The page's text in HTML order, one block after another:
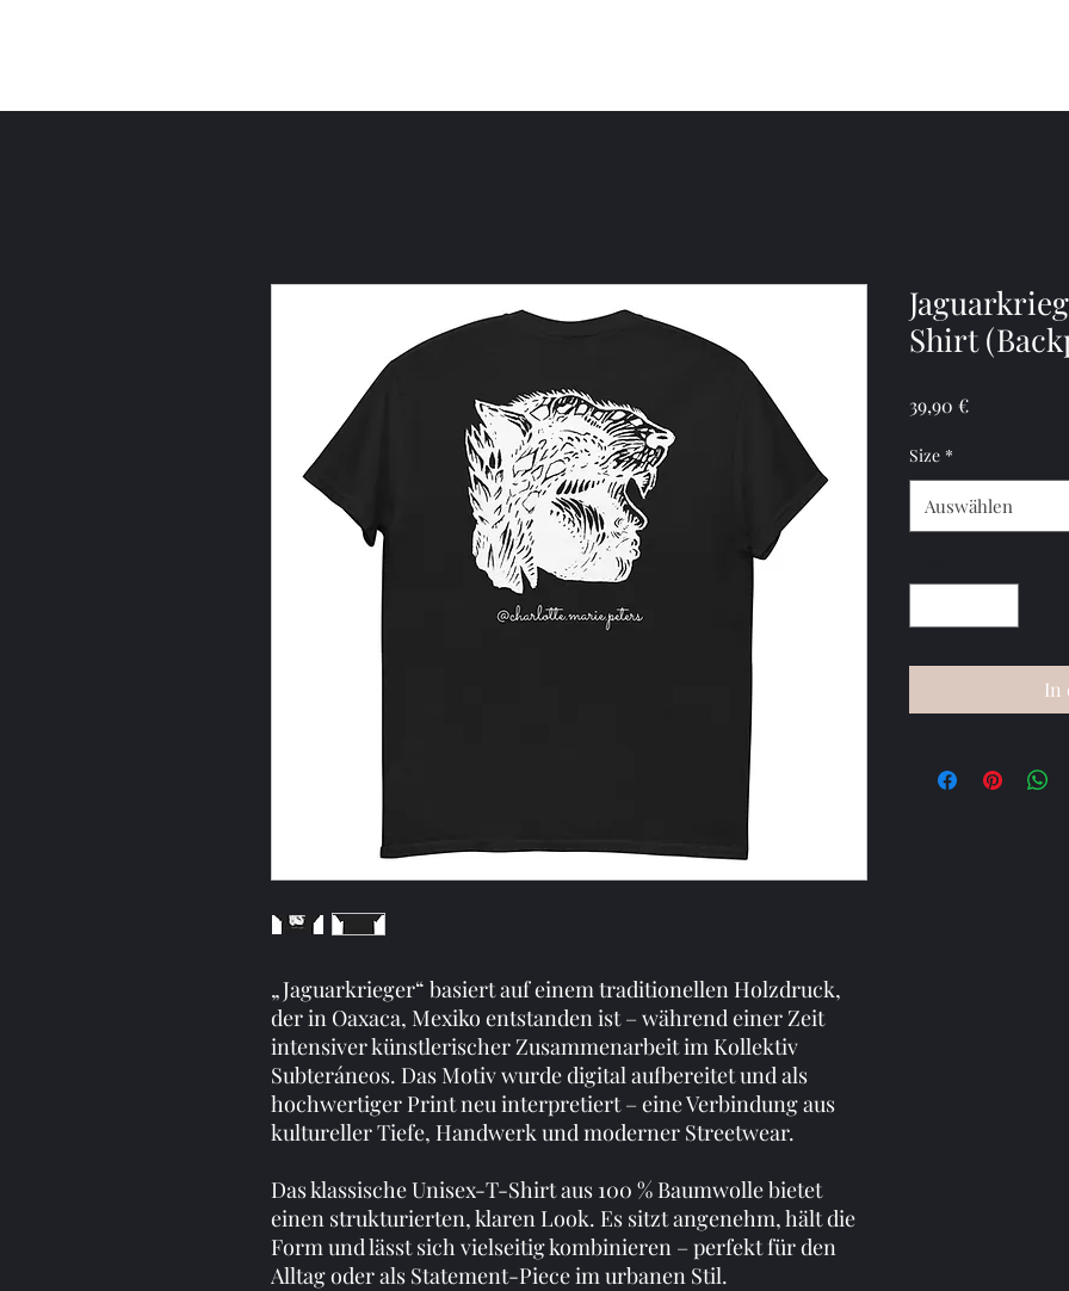
„Jaguarkrieger“ basiert auf einem traditionellen Holzdruck,
der in Oaxaca, Mexiko entstanden ist – während einer Zeit
intensiver künstlerischer Zusammenarbeit im Kollektiv
Subteráneos. Das Motiv wurde digital aufbereitet und als
hochwertiger Print neu interpretiert – eine Verbindung aus
kultureller Tiefe, Handwerk und moderner Streetwear.
Das klassische Unisex-T-Shirt aus 100 % Baumwolle bietet
einen strukturierten, klaren Look. Es sitzt angenehm, hält die
Form und lässt sich vielseitig kombinieren – perfekt für den
Alltag oder als Statement-Piece im urbanen Stil.
Shirt
39,90 €Preis
Size *
Auswählen
In